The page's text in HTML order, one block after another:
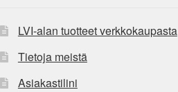
LVI-alan tuotteet verkkokaupasta
Tietoja meistä
Asiakastilini